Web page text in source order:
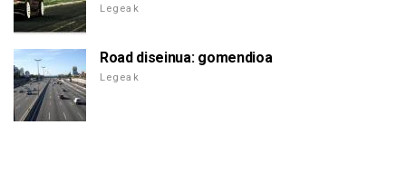
Legeak
Road diseinua: gomendioa
Legeak